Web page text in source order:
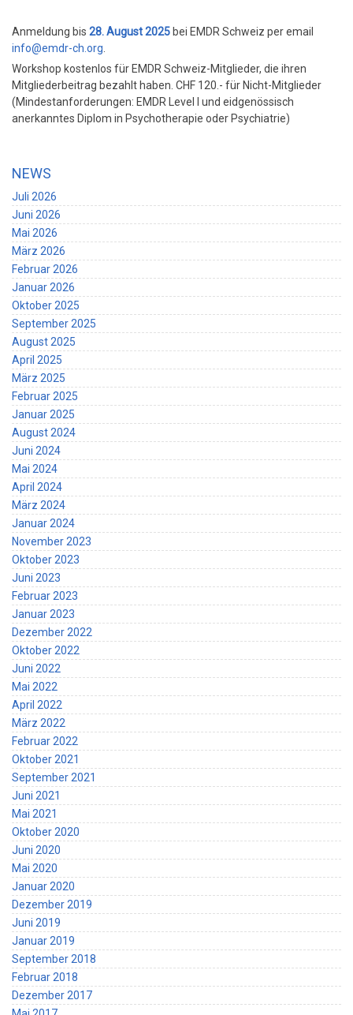
Anmeldung bis 28. August 2025bei EMDR Schweiz per email
info@emdr-ch.org
Workshop kostenlos für EMDR Schweiz-Mitglieder, die ihren
Mitgliederbeitrag bezahlt haben. CHF 120.- für Nicht-Mitglieder
(Mindestanforderungen: EMDR Level I und eidgenössisch
anerkanntes Diplom in Psychotherapie oder Psychiatrie)
NEWS
Juli 2026
Juni 2026
Mai 2026
März 2026
Februar 2026
Januar 2026
Oktober 2025
September 2025
August 2025
April 2025
März 2025
Februar 2025
Januar 2025
August 2024
Juni 2024
Mai 2024
April 2024
März 2024
Januar 2024
November 2023
Oktober 2023
Juni 2023
Februar 2023
Januar 2023
Dezember 2022
Oktober 2022
Juni 2022
Mai 2022
April 2022
März 2022
Februar 2022
Oktober 2021
September 2021
Juni 2021
Mai 2021
Oktober 2020
Juni 2020
Mai 2020
Januar 2020
Dezember 2019
Juni 2019
Januar 2019
September 2018
Februar 2018
Dezember 2017